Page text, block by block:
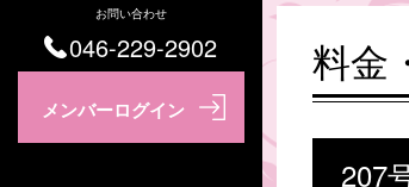
お問い合わせ
046-229-2902 料金
207